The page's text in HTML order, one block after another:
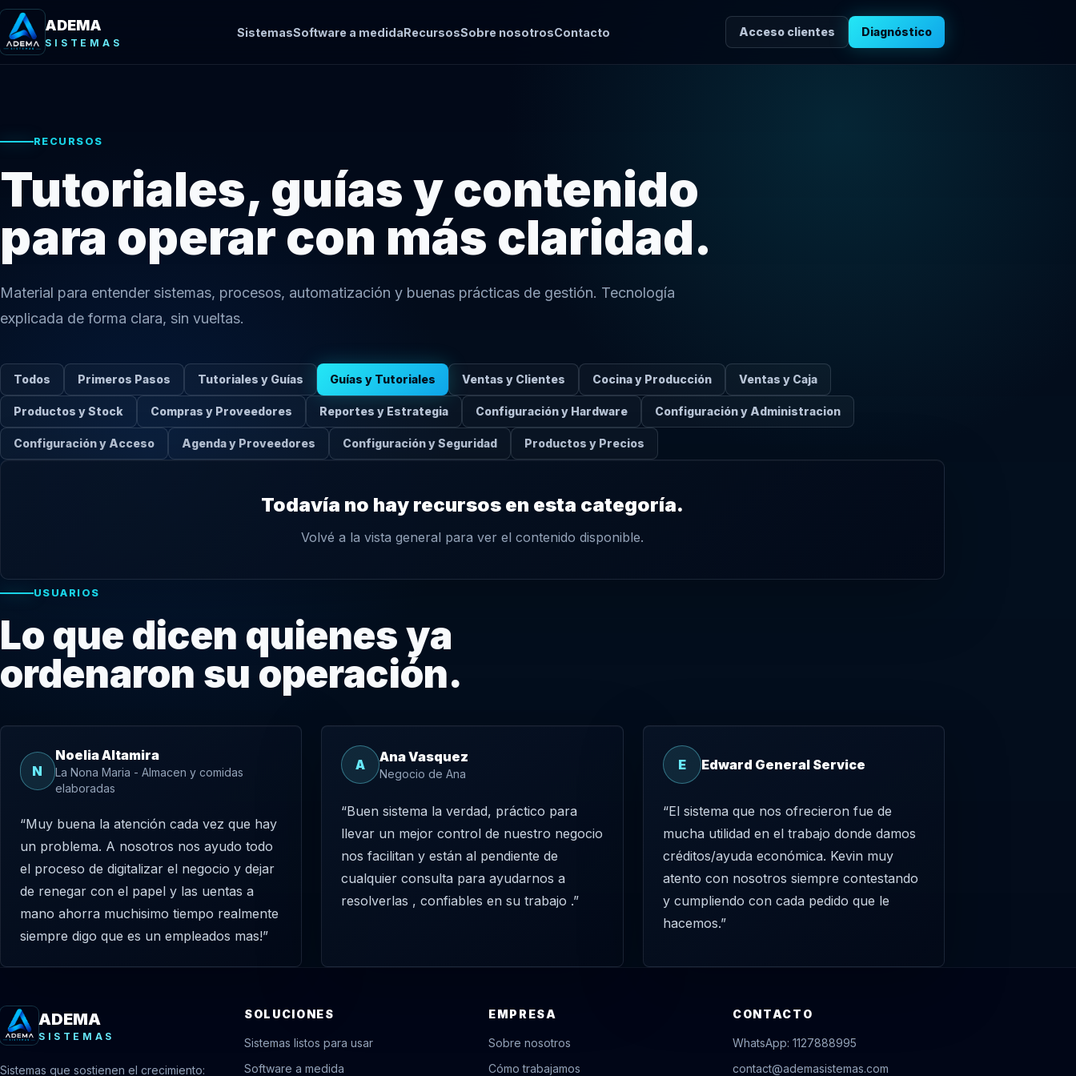
ADEMA
SISTEMAS
SistemasSoftware a medidaRecursosSobre nosotrosContacto Acceso clientes Diagnóstico
RECURSOS
Tutoriales, guías y contenido
para operar con más claridad.
Material para entender sistemas, procesos, automatización y buenas prácticas de gestión. Tecnología
explicada de forma clara, sin vueltas.
Todos Primeros Pasos Tutoriales y Guías Guías y Tutoriales Ventas y Clientes Cocina y Producción Ventas y Caja
Productos y Stock Compras y Proveedores Reportes y Estrategia Configuración y Hardware Configuración y Administracion
Configuración y Acceso Agenda y Proveedores Configuración y Seguridad Productos y Precios
Todavía no hay recursos en esta categoría.
Volvé a la vista general para ver el contenido disponible.
USUARIOS
Lo que dicen quienes ya
ordenaron su operación.
N
Noelia Altamira
La Nona Maria - Almacen y comidas
elaboradas
“Muy buena la atención cada vez que hay
un problema. A nosotros nos ayudo todo
el proceso de digitalizar el negocio y dejar
de renegar con el papel y las uentas a
mano ahorra muchisimo tiempo realmente
siempre digo que es un empleados mas!”
A Ana Vasquez
Negocio de Ana
“Buen sistema la verdad, práctico para
llevar un mejor control de nuestro negocio
nos facilitan y están al pendiente de
cualquier consulta para ayudarnos a
resolverlas , confiables en su trabajo .”
E Edward General Service
“El sistema que nos ofrecieron fue de
mucha utilidad en el trabajo donde damos
créditos/ayuda económica. Kevin muy
atento con nosotros siempre contestando
y cumpliendo con cada pedido que le
hacemos.”
ADEMA
SISTEMAS
Sistemas que sostienen el crecimiento:
SOLUCIONES
Sistemas listos para usar
Software a medida
EMPRESA
Sobre nosotros
Cómo trabajamos
CONTACTO
WhatsApp: 1127888995
contact@ademasistemas.com